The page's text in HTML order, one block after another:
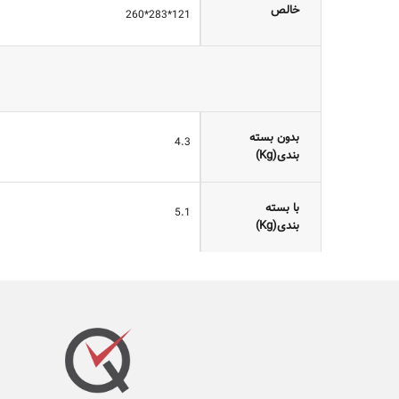
خالص 121*283*260
بدون بسته
بندی(Kg)
4.3
با بسته
بندی(Kg)
5.1